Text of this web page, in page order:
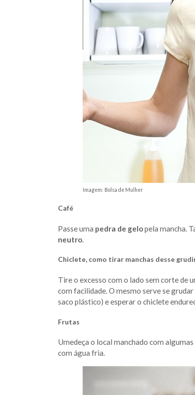
Imagem: Bolsa de Mulher
Café
Passe uma pedra de gelopela mancha.
neutro.
Chiclete, como tirar manchas desse
Tire o excesso com o lado sem corte de
com facilidade. O mesmo serve se
saco plástico) e esperar o chiclete
Frutas
Umedeça o local manchado com
com água fria.